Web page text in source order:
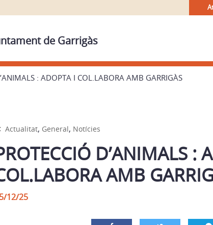
de Garrigàs
: ADOPTA I COL.LABORA AMB GARRIGÀS
Actualitat, General, Notícies
D’ANIMALS :
AMB
12/25